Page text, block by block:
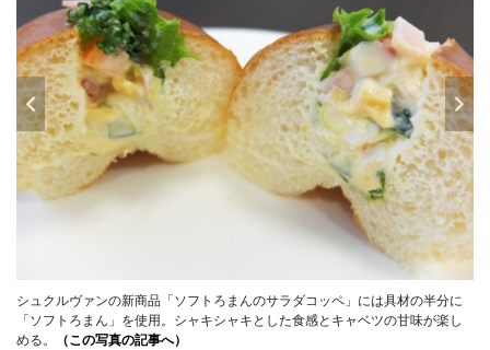
シュクルヴァンの新商品「ソフトろまんのサラダコッペ」には具材の半分に
「ソフトろまん」を使用。シャキシャキとした食感とキャベツの甘味が楽し
める。
（この写真の記事へ）